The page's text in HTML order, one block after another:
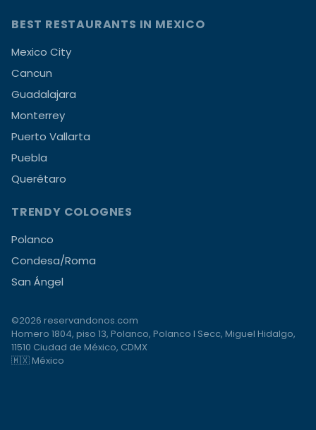
BEST RESTAURANTS IN MEXICO
Mexico City
Cancun
Guadalajara
Monterrey
Puerto Vallarta
Puebla
Querétaro
TRENDY COLOGNES
Polanco
Condesa/Roma
San Ángel
©2026 reservandonos.com
Homero 1804, piso 13, Polanco, Polanco I Secc, Miguel Hidalgo,
11510 Ciudad de México, CDMX
🇲🇽 México